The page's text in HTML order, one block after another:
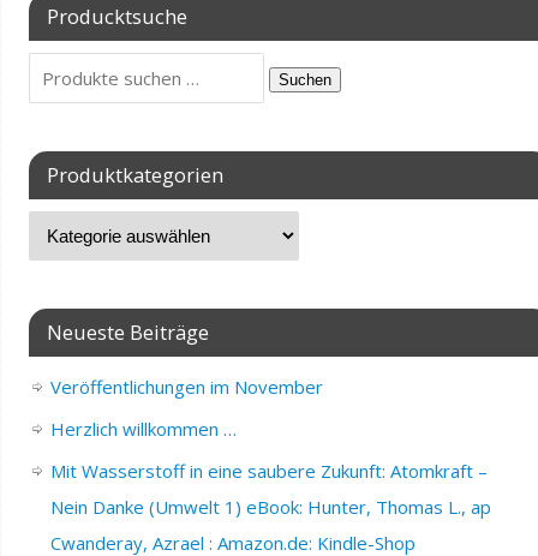
Producktsuche
Suchen
Produktkategorien
Neueste Beiträge
Veröffentlichungen im November
Herzlich willkommen …
Mit Wasserstoff in eine saubere Zukunft: Atomkraft –
Nein Danke (Umwelt 1) eBook: Hunter, Thomas L., ap
Cwanderay, Azrael : Amazon.de: Kindle-Shop